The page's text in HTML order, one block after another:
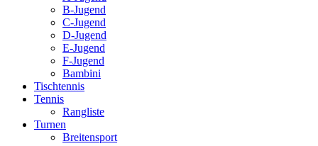
B-Jugend
C-Jugend
D-Jugend
E-Jugend
F-Jugend
Bambini
Tischtennis
Tennis
Rangliste
Turnen
Breitensport